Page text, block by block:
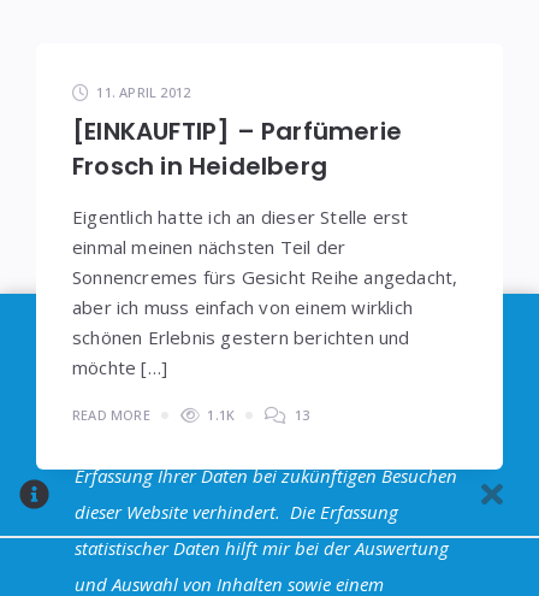
11. APRIL 2012
[EINKAUFTIP] – Parfümerie
Frosch in Heidelberg
Eigentlich hatte ich an dieser Stelle erst
einmal meinen nächsten Teil der
Sonnencremes fürs Gesicht Reihe angedacht,
aber ich muss einfach von einem wirklich
schönen Erlebnis gestern berichten und
möchte […]
READ MORE 1.1K 13
Im Sinne derDSGVO: Die Erfassung Deiner Daten
durchGoogle Analytics
Klicken auf den folgenden Link unterbinden. Es
Erfassung Ihrer Daten bei zukünftigen Besuchen
dieser Website verhindert. Die Erfassung
statistischer Daten hilft mir bei der Auswertung
und Auswahl von Inhalten sowie einem